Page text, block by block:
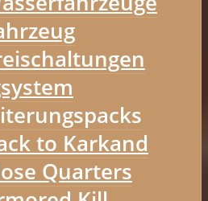
to Karkand
Quarters